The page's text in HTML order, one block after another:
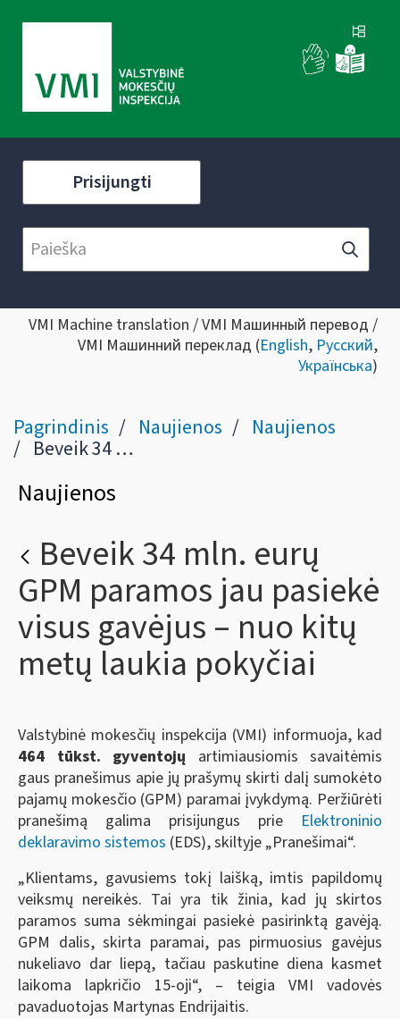
Prisijungti
VMI Machine translation / VMI Машинный перевод /
VMI Машинний переклад (English, Русский,
Українська)
Pagrindinis Naujienos Naujienos
Beveik 34 mln. eurų GPM paramos jau pasiekė visus gavėjus – nuo kitų metų laukia pokyčiai
Naujienos
Beveik 34 mln. eurų
GPM paramos jau pasiekė
visus gavėjus – nuo kitų
metų laukia pokyčiai
Valstybinė mokesčių inspekcija (VMI) informuoja, kad
464 tūkst. gyventojų artimiausiomis savaitėmis
gaus pranešimus apie jų prašymų skirti dalį sumokėto
pajamų mokesčio (GPM) paramai įvykdymą. Peržiūrėti
pranešimą galima prisijungus prie Elektroninio
deklaravimo sistemos (EDS), skiltyje „Pranešimai“.
„Klientams, gavusiems tokį laišką, imtis papildomų
veiksmų nereikės. Tai yra tik žinia, kad jų skirtos
paramos suma sėkmingai pasiekė pasirinktą gavėją.
GPM dalis, skirta paramai, pas pirmuosius gavėjus
nukeliavo dar liepą, tačiau paskutine diena kasmet
laikoma lapkričio 15-oji“, – teigia VMI vadovės
pavaduotojas Martynas Endrijaitis.